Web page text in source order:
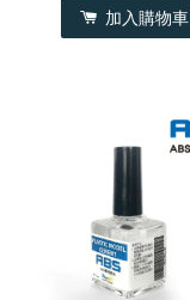
加入購物車